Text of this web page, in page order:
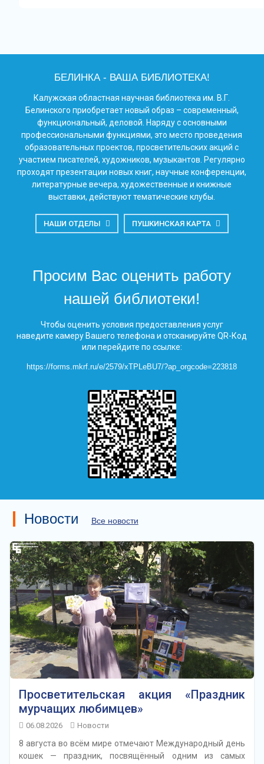
БЕЛИНКА - ВАША БИБЛИОТЕКА!
Калужская областная научная библиотека им. В.Г.
Белинского приобретает новый образ – современный,
функциональный, деловой. Наряду с основными
профессиональными функциями, это место проведения
образовательных проектов, просветительских акций с
участием писателей, художников, музыкантов. Регулярно
проходят презентации новых книг, научные конференции,
литературные вечера, художественные и книжные
выставки, действуют тематические клубы.
НАШИ ОТДЕЛЫ ПУШКИНСКАЯ КАРТА
Просим Вас оценить работу
нашей библиотеки!
Чтобы оценить условия предоставления услуг
наведите камеру Вашего телефона и отсканируйте QR-Код
или перейдите по ссылке:
https://forms.mkrf.ru/e/2579/xTPLeBU7/?ap_orgcode=223818
Новости Все новости
Просветительская акция «Праздник
мурчащих любимцев»
06.08.2026 Новости
8 августа во всём мире отмечают Международный день
кошек — праздник, посвящённый одним из самых